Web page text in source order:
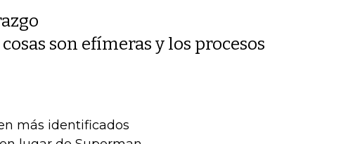
son efímeras y los procesos
más identificados